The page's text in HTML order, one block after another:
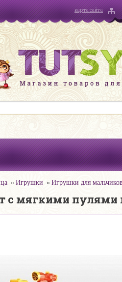
карта сайта
Игрушки Игрушки для мальчиков
с мягкими пулями